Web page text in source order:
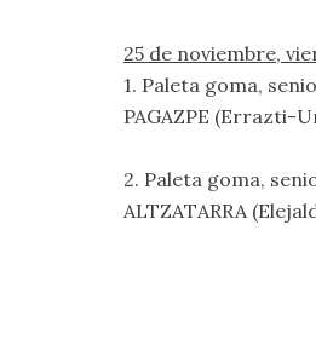
25 de noviembre,
1. Paleta goma,
PAGAZPE (Errazti-
2. Paleta goma,
ALTZATARRA